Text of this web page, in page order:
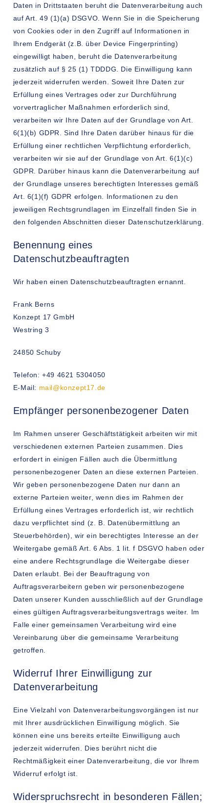
Daten in Drittstaaten beruht die Datenverarbeitung auch
auf Art. 49 (1)(a) DSGVO. Wenn Sie in die Speicherung
von Cookies oder in den Zugriff auf Informationen in
Ihrem Endgerät (z.B. über Device Fingerprinting)
eingewilligt haben, beruht die Datenverarbeitung
zusätzlich auf § 25 (1) TDDDG. Die Einwilligung kann
jederzeit widerrufen werden. Soweit Ihre Daten zur
Erfüllung eines Vertrages oder zur Durchführung
vorvertraglicher Maßnahmen erforderlich sind,
verarbeiten wir Ihre Daten auf der Grundlage von Art.
6(1)(b) GDPR. Sind Ihre Daten darüber hinaus für die
Erfüllung einer rechtlichen Verpflichtung erforderlich,
verarbeiten wir sie auf der Grundlage von Art. 6(1)(c)
GDPR. Darüber hinaus kann die Datenverarbeitung auf
der Grundlage unseres berechtigten Interesses gemäß
Art. 6(1)(f) GDPR erfolgen. Informationen zu den
jeweiligen Rechtsgrundlagen im Einzelfall finden Sie in
den folgenden Abschnitten dieser Datenschutzerklärung.
Benennung eines
Datenschutzbeauftragten
Wir haben einen Datenschutzbeauftragten ernannt.
Frank Berns
Konzept 17 GmbH
Westring 3
24850 Schuby
Telefon: +49 4621 5304050
E-Mail: mail@konzept17.de
Empfänger personenbezogener Daten
Im Rahmen unserer Geschäftstätigkeit arbeiten wir mit
verschiedenen externen Parteien zusammen. Dies
erfordert in einigen Fällen auch die Übermittlung
personenbezogener Daten an diese externen Parteien.
Wir geben personenbezogene Daten nur dann an
externe Parteien weiter, wenn dies im Rahmen der
Erfüllung eines Vertrages erforderlich ist, wir rechtlich
dazu verpflichtet sind (z. B. Datenübermittlung an
Steuerbehörden), wir ein berechtigtes Interesse an der
Weitergabe gemäß Art. 6 Abs. 1 lit. f DSGVO haben oder
eine andere Rechtsgrundlage die Weitergabe dieser
Daten erlaubt. Bei der Beauftragung von
Auftragsverarbeitern geben wir personenbezogene
Daten unserer Kunden ausschließlich auf der Grundlage
eines gültigen Auftragsverarbeitungsvertrags weiter. Im
Falle einer gemeinsamen Verarbeitung wird eine
Vereinbarung über die gemeinsame Verarbeitung
getroffen.
Widerruf Ihrer Einwilligung zur
Datenverarbeitung
Eine Vielzahl von Datenverarbeitungsvorgängen ist nur
mit Ihrer ausdrücklichen Einwilligung möglich. Sie
können eine uns bereits erteilte Einwilligung auch
jederzeit widerrufen. Dies berührt nicht die
Rechtmäßigkeit einer Datenverarbeitung, die vor Ihrem
Widerruf erfolgt ist.
Widerspruchsrecht in besonderen Fällen;